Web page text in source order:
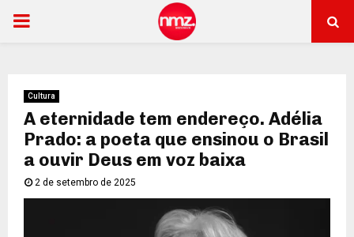
PRIMARY
Cultura
A eternidade tem endereço. Adélia
Prado: a poeta que ensinou o Brasil
a ouvir Deus em voz baixa
2 de setembro de 2025